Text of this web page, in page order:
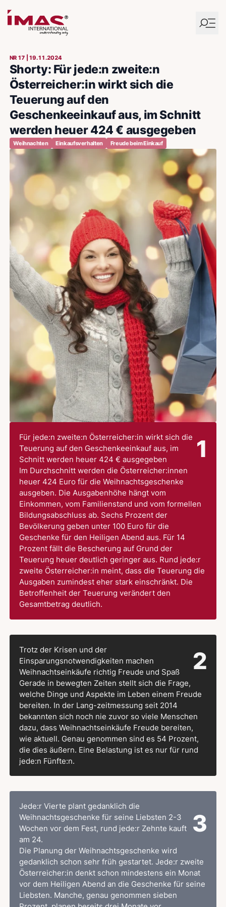
NR 17 | 19.11.2024
Shorty: Für jede:n zweite:n
Österreicher:in wirkt sich die
Teuerung auf den
Geschenkeeinkauf aus, im Schnitt
werden heuer 424 € ausgegeben
Weihnachten Einkaufsverhalten Freude beim Einkauf
Für jede:n zweite:n Österreicher:in wirkt sich die
Teuerung auf den Geschenkeeinkauf aus, im
Schnitt werden heuer 424 € ausgegeben
1
Im Durchschnitt werden die Österreicher:innen
heuer 424 Euro für die Weihnachtsgeschenke
ausgeben. Die Ausgabenhöhe hängt vom
Einkommen, vom Familienstand und vom formellen
Bildungsabschluss ab. Sechs Prozent der
Bevölkerung geben unter 100 Euro für die
Geschenke für den Heiligen Abend aus. Für 14
Prozent fällt die Bescherung auf Grund der
Teuerung heuer deutlich geringer aus. Rund jede:r
zweite Österreicher:in meint, dass die Teuerung die
Ausgaben zumindest eher stark einschränkt. Die
Betroffenheit der Teuerung verändert den
Gesamtbetrag deutlich.
Trotz der Krisen und der
Einsparungsnotwendigkeiten machen
Weihnachtseinkäufe richtig Freude und Spaß
2
Gerade in bewegten Zeiten stellt sich die Frage,
welche Dinge und Aspekte im Leben einem Freude
bereiten. In der Lang-zeitmessung seit 2014
bekannten sich noch nie zuvor so viele Menschen
dazu, dass Weihnachtseinkäufe Freude bereiten,
wie aktuell. Genau genommen sind es 54 Prozent,
die dies äußern. Eine Belastung ist es nur für rund
jede:n Fünfte:n.
Jede:r Vierte plant gedanklich die
Weihnachtsgeschenke für seine Liebsten 2-3
Wochen vor dem Fest, rund jede:r Zehnte kauft
am 24.
3
Die Planung der Weihnachtsgeschenke wird
gedanklich schon sehr früh gestartet. Jede:r zweite
Österreicher:in denkt schon mindestens ein Monat
vor dem Heiligen Abend an die Geschenke für seine
Liebsten. Manche, genau genommen sieben